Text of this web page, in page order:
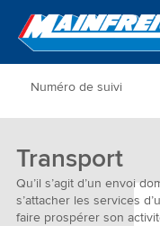
Go to Home
Transport
Qu’il s’agit d’un envoi
s’attacher les services
faire prospérer son